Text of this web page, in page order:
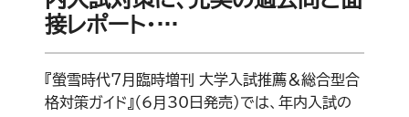
接レポート・…
『螢雪時代7月臨時増刊 大学入試推薦＆総合型合
格対策ガイド』（6月30日発売）では、年内入試の